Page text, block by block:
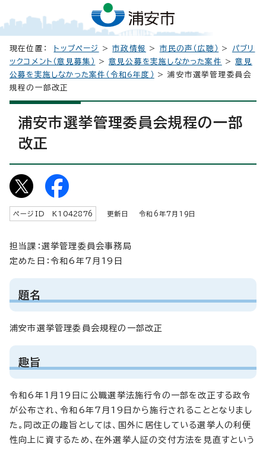
現在位置： トップページ >市政情報 > 市民の声（広聴） > パブリ
ックコメント（意見募集）
>意見公募を実施しなかった案件 >意見
公募を実施しなかった案件（令和6年度）
> 浦安市選挙管理委員会
規程の一部改正
浦安市選挙管理委員会規程の一部
改正
ページID K 1042876 更新日 令和6年7月 19 日
担当課：選挙管理委員会事務局
定めた日：令和6年7月19日
題名
浦安市選挙管理委員会規程の一部改正
趣旨
令和6年1月19日に公職選挙法施行令の一部を改正する政令
が公布され、令和6年7月19日から施行されることとなりまし
た。同改正の趣旨としては、国外に居住している選挙人の利便
性向上に資するため、在外選挙人証の交付方法を見直すという